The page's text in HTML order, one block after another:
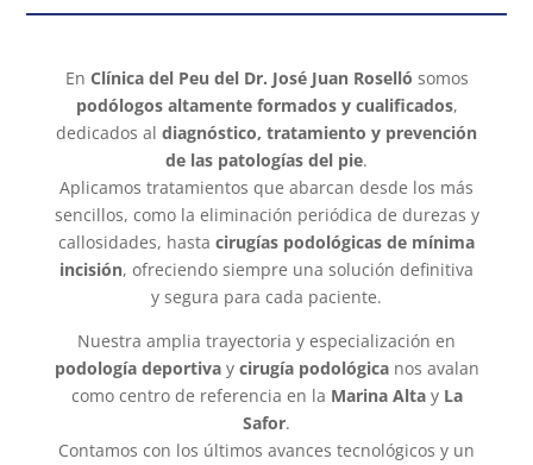
En Clínica del Peu del Dr. José Juan Roselló somos
podólogos altamente formados y cualificados,
dedicados al diagnóstico, tratamiento y prevención
de las patologías del pie.
Aplicamos tratamientos que abarcan desde los más
sencillos, como la eliminación periódica de durezas y
callosidades, hasta cirugías podológicas de mínima
incisión, ofreciendo siempre una solución definitiva
y segura para cada paciente.
Nuestra amplia trayectoria y especialización en
podología deportivay cirugía podológicanos avalan
como centro de referencia en la Marina Altay La
Safor.
Contamos con los últimos avances tecnológicos y un